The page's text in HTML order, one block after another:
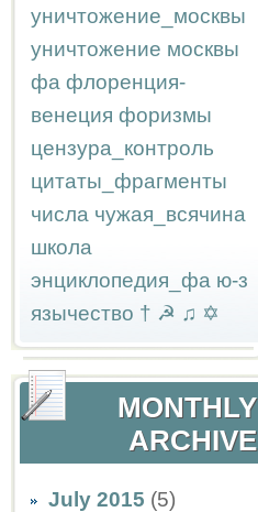
уничтожение_москвы
уничтожение москвы
фа флоренция-
венеция форизмы
цензура_контроль
цитаты_фрагменты
числа чужая_всячина
школа
энциклопедия_фа ю-з
язычество † ☭ ♫ ✡
MONTHLY
ARCHIVE
July 2015 (5)